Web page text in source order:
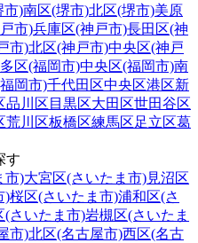
市)南区(堺市)北区(堺市)美原
市)兵庫区(神戸市)長田区(神
市)北区(神戸市)中央区(神戸
区(福岡市)中央区(福岡市)南
岡市)千代田区中央区港区新
品川区 目黒区大田区世田谷区
荒川区板橋区練馬区足立区葛
す
市)大宮区(さいたま市)見沼区
)桜区(さいたま市)浦和区(さ
(さいたま市)岩槻区(さいたま
市)北区(名古屋市)西区(名古